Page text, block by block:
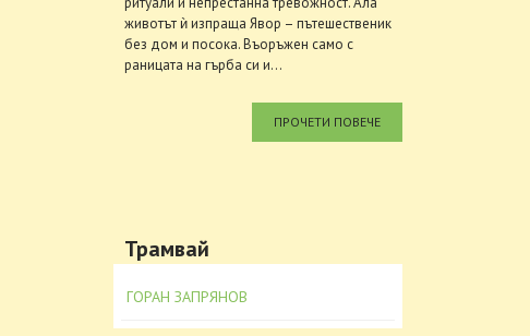
животът ѝ изпраща Явор – пътешественик
без дом и посока. Въоръжен само с
раницата на гърба си и...
ПРОЧЕТИ ПОВЕЧЕ
Трамвай
ГОРАН ЗАПРЯНОВ